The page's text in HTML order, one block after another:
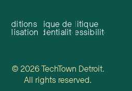
Conditions
d'utilisation
Politique de
confidentialité
Politique
d'accessibilité
© 2026 TechTown Detroit.
All rights reserved.